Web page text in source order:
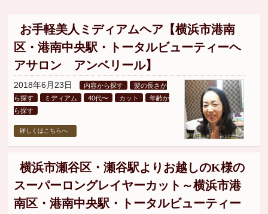
お手軽美人ミディアムヘア【横浜市港南
区・港南中央駅・トータルビューティーヘ
アサロン アンベリール】
2018年6月23日 内容から探す
髪の長さか
ら探す
ミディアム 40代〜 カット
年齢か
ら探す
詳しくはこちらへ
横浜市瀬谷区・瀬谷駅よりお越しのK様の
スーパーロングレイヤーカット～横浜市港
南区・港南中央駅・トータルビューティー